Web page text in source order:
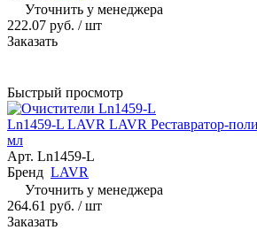
Уточнить у менеджера
222.07 руб. / шт
Заказать
Быстрый просмотр
Ln1459-L LAVR LAVR Реставратор-
мл
Арт. Ln1459-L
Бренд LAVR
Уточнить у менеджера
264.61 руб. / шт
Заказать